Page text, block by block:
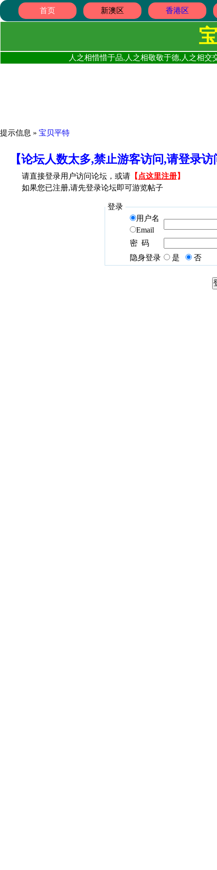
首页 新澳区 香港区
人之相惜惜于品,人之相敬敬于德,人之相
提示信息 » 宝贝平特
【论坛人数太多,禁止游客访问,请登录
请直接登录用户访问论坛，或请 【 点这里注册】
如果您已注册,请先登录论坛即可游览帖子
登录
用户名
Email
密 码
隐身登录
是 否